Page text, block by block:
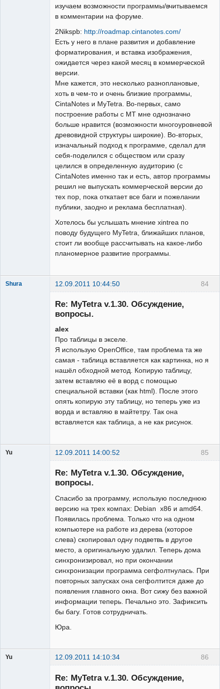
изучаем возможности программы/вчитываемся
в комментарии на форуме.
2Nikspb: http://roadmap.cintanotes.com/
Есть у него в плане развития и добавление
форматирования, и вставка изображения,
ожидается через какой месяц в коммерческой
версии.
Мне кажется, это несколько разноплановые,
хоть в чем-то и очень близкие программы,
CintaNotes и MyTetra. Во-первых, само
построение работы с МТ мне однозначно
больше нравится (возможности многоуровневой
древовидной структуры широкие). Во-вторых,
изначальный подход к программе, сделал для
себя-поделился с обществом или сразу
целился в определенную аудиторию (с
CintaNotes именно так и есть, автор программы
решил не выпускать коммерческой версии до
тех пор, пока откатает все баги и пожелании
публики, заодно и реклама бесплатная).
Хотелось бы услышать мнение xintrea по
поводу будущего MyTetra, ближайших планов,
стоит ли вообще рассчитывать на какое-либо
планомерное развитие программы.
84
Shura 12.09.2011 10:44:50
Re: MyTetra v.1.30. Обсуждение,
вопросы.
alex
Про таблицы в экселе.
Я использую OpenOffice, там проблема та же
самая - таблица вставляется как картинка, но я
нашёл обходной метод. Копирую таблицу,
затем вставляю её в ворд с помощью
специальной вставки (как html). После этого
опять копирую эту таблицу, но теперь уже из
ворда и вставляю в майтетру. Так она
вставляется как таблица, а не как рисунок.
85
Yu 12.09.2011 14:00:52
Re: MyTetra v.1.30. Обсуждение,
вопросы.
Спасибо за программу, использую последнюю
версию на трех компах: Debian x86 и amd64.
Появилась проблема. Только что на одном
компьютере на работе из дерева (которое
слева) скопировал одну подветвь в другое
место, а оригинальную удалил. Теперь дома
синхронизировал, но при окончании
синхронизации программа сегфолтнулась. При
повторных запусках она сегфолтится даже до
появления главного окна. Вот сижу без важной
информации теперь. Печально это. Зафиксить
бы багу. Готов сотрудничать.
Юра.
86
Yu 12.09.2011 14:10:34
Re: MyTetra v.1.30. Обсуждение,